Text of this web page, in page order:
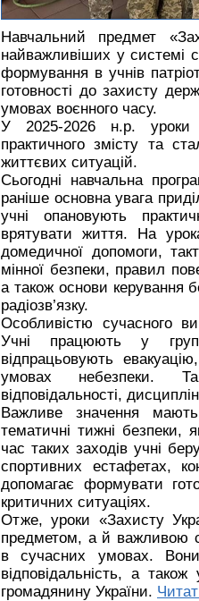
Навчальний предмет
найважливіших у системі
формування в учнів
готовності до захисту
умовах воєнного часу.
У 2025-2026 н.р. уроки
практичного змісту та
життєвих ситуацій.
Сьогодні навчальна
раніше основна увага
учні опановують
врятувати життя. На
домедичної допомоги,
мінної безпеки, правил
а також основи керування
радіозв’язку.
Особливістю сучасного
Учні працюють у
відпрацьовують
умовах небезпеки.
відповідальності,
Важливе значення
тематичні тижні безпеки,
час таких заходів учні
спортивних естафетах,
допомагає формувати
критичних ситуаціях.
Отже, уроки «Захисту
предметом, а й важливою
в сучасних умовах. Вони
відповідальність, а
громадянину України.